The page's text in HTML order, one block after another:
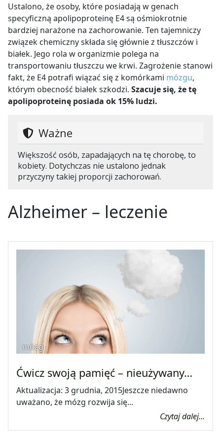
Ustalono, że osoby, które posiadają w genach
specyficzną apolipoproteinę E4 są ośmiokrotnie
bardziej narażone na zachorowanie. Ten tajemniczy
związek chemiczny składa się głównie z tłuszczów i
białek. Jego rola w organizmie polega na
transportowaniu tłuszczu we krwi. Zagrożenie stanowi
fakt, że E4 potrafi wiązać się z komórkami mózgu,
którym obecność białek szkodzi. Szacuje się, że tę
apolipoproteinę posiada ok 15% ludzi.
Ważne
Większość osób, zapadających na tę chorobę, to
kobiety. Dotychczas nie ustalono jednak
przyczyny takiej proporcji zachorowań.
Alzheimer – leczenie
mózg
Ćwicz swoją pamięć – nieużywany…
Aktualizacja: 3 grudnia, 2015Jeszcze niedawno
uważano, że mózg rozwija się...
Czytaj dalej...